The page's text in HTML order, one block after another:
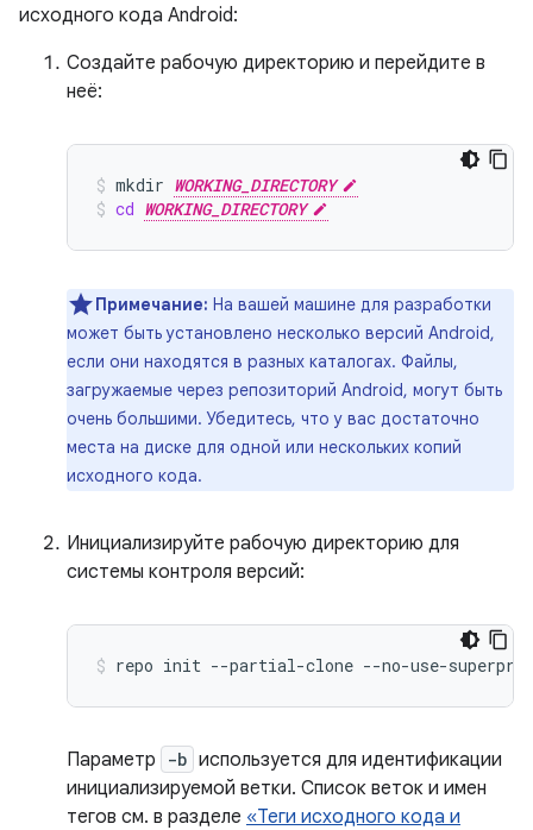
исходного кода Android:
Создайте рабочую директорию и перейдите в
неё:
mkdir WORKING_DIRECTORY
cd WORKING_DIRECTORY
Примечание: На вашей машине для разработки
может быть установлено несколько версий Android,
если они находятся в разных каталогах. Файлы,
загружаемые через репозиторий Android, могут быть
очень большими. Убедитесь, что у вас достаточно
места на диске для одной или нескольких копий
исходного кода.
Инициализируйте рабочую директорию для
системы контроля версий:
repo init --partial-clone --no-use-
Параметр -b используется для идентификации
инициализируемой ветки. Список веток и имен
тегов см. в разделе «Теги исходного кода и